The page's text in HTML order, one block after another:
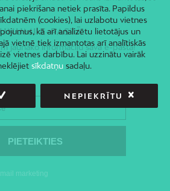
E-PASTĀ
jaunāko informāciju savā e-pastā!
piekrišana netiek prasīta. Papildus
(cookies), lai uzlabotu vietnes
kā arī analizētu lietotājus un
vietnē tiek izmantotas arī analītiskās
vietnes darbību. Lai uzzinātu vairāk
sīkdatņusadaļu.
NEPIEKRĪTU